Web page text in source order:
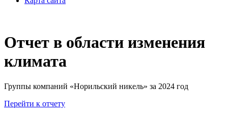
Отчет в области изменения
климата
Группы компаний «Норильский никель» за 2024 год
Перейти к отчету